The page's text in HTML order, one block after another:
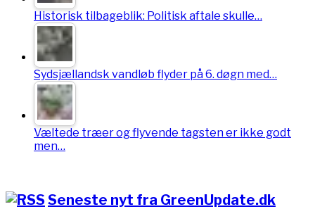
Historisk tilbageblik: Politisk aftale skulle…
Sydsjællandsk vandløb flyder på 6. døgn med…
Væltede træer og flyvende tagsten er ikke godt
men…
Seneste nyt fra GreenUpdate.dk